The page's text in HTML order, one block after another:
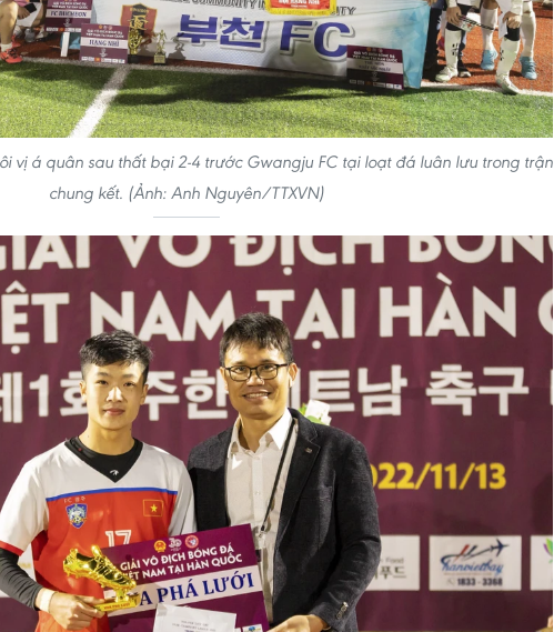
vị á quân sau thất bại 2-4 trước Gwangju FC tại loạt đá luân lưu trong trận
chung kết. (Ảnh: Anh Nguyên/TTXVN)